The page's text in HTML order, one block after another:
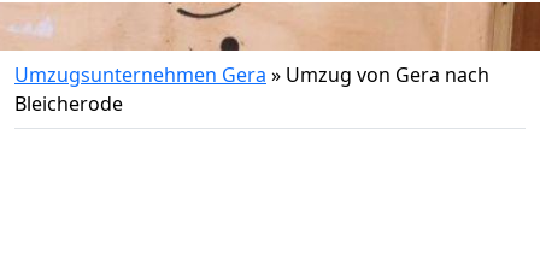
Umzugsunternehmen Gera » Umzug von Gera nach
Bleicherode